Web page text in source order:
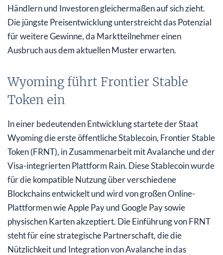
Händlern und Investoren gleichermaßen auf sich zieht.
Die jüngste Preisentwicklung unterstreicht das Potenzial
für weitere Gewinne, da Marktteilnehmer einen
Ausbruch aus dem aktuellen Muster erwarten.
Wyoming führt Frontier Stable
Token ein
In einer bedeutenden Entwicklung startete der Staat
Wyoming die erste öffentliche Stablecoin, Frontier Stable
Token (FRNT), in Zusammenarbeit mit Avalanche und der
Visa-integrierten Plattform Rain. Diese Stablecoin wurde
für die kompatible Nutzung über verschiedene
Blockchains entwickelt und wird von großen Online-
Plattformen wie Apple Pay und Google Pay sowie
physischen Karten akzeptiert. Die Einführung von FRNT
steht für eine strategische Partnerschaft, die die
Nützlichkeit und Integration von Avalanche in das